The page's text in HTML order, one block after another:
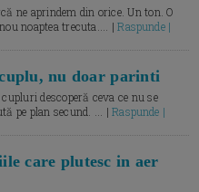
ne aprindem din orice. Un ton. O
noaptea trecuta.... |Raspunde |
nu doar parinti
descoperă ceva ce nu se
pe plan secund. ... |Raspunde |
care plutesc in aer